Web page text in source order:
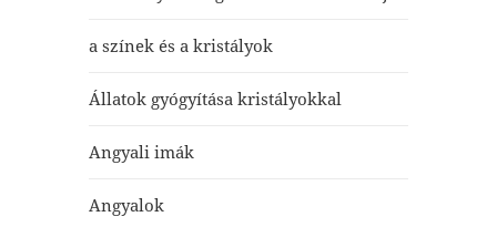
a színek és a kristályok
Állatok gyógyítása kristályokkal
Angyali imák
Angyalok